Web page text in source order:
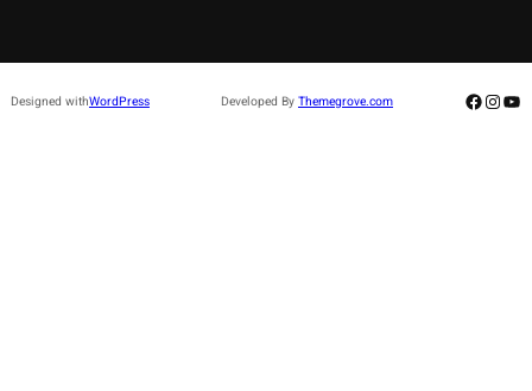
Designed withWordPress Developed By Themegrove.com